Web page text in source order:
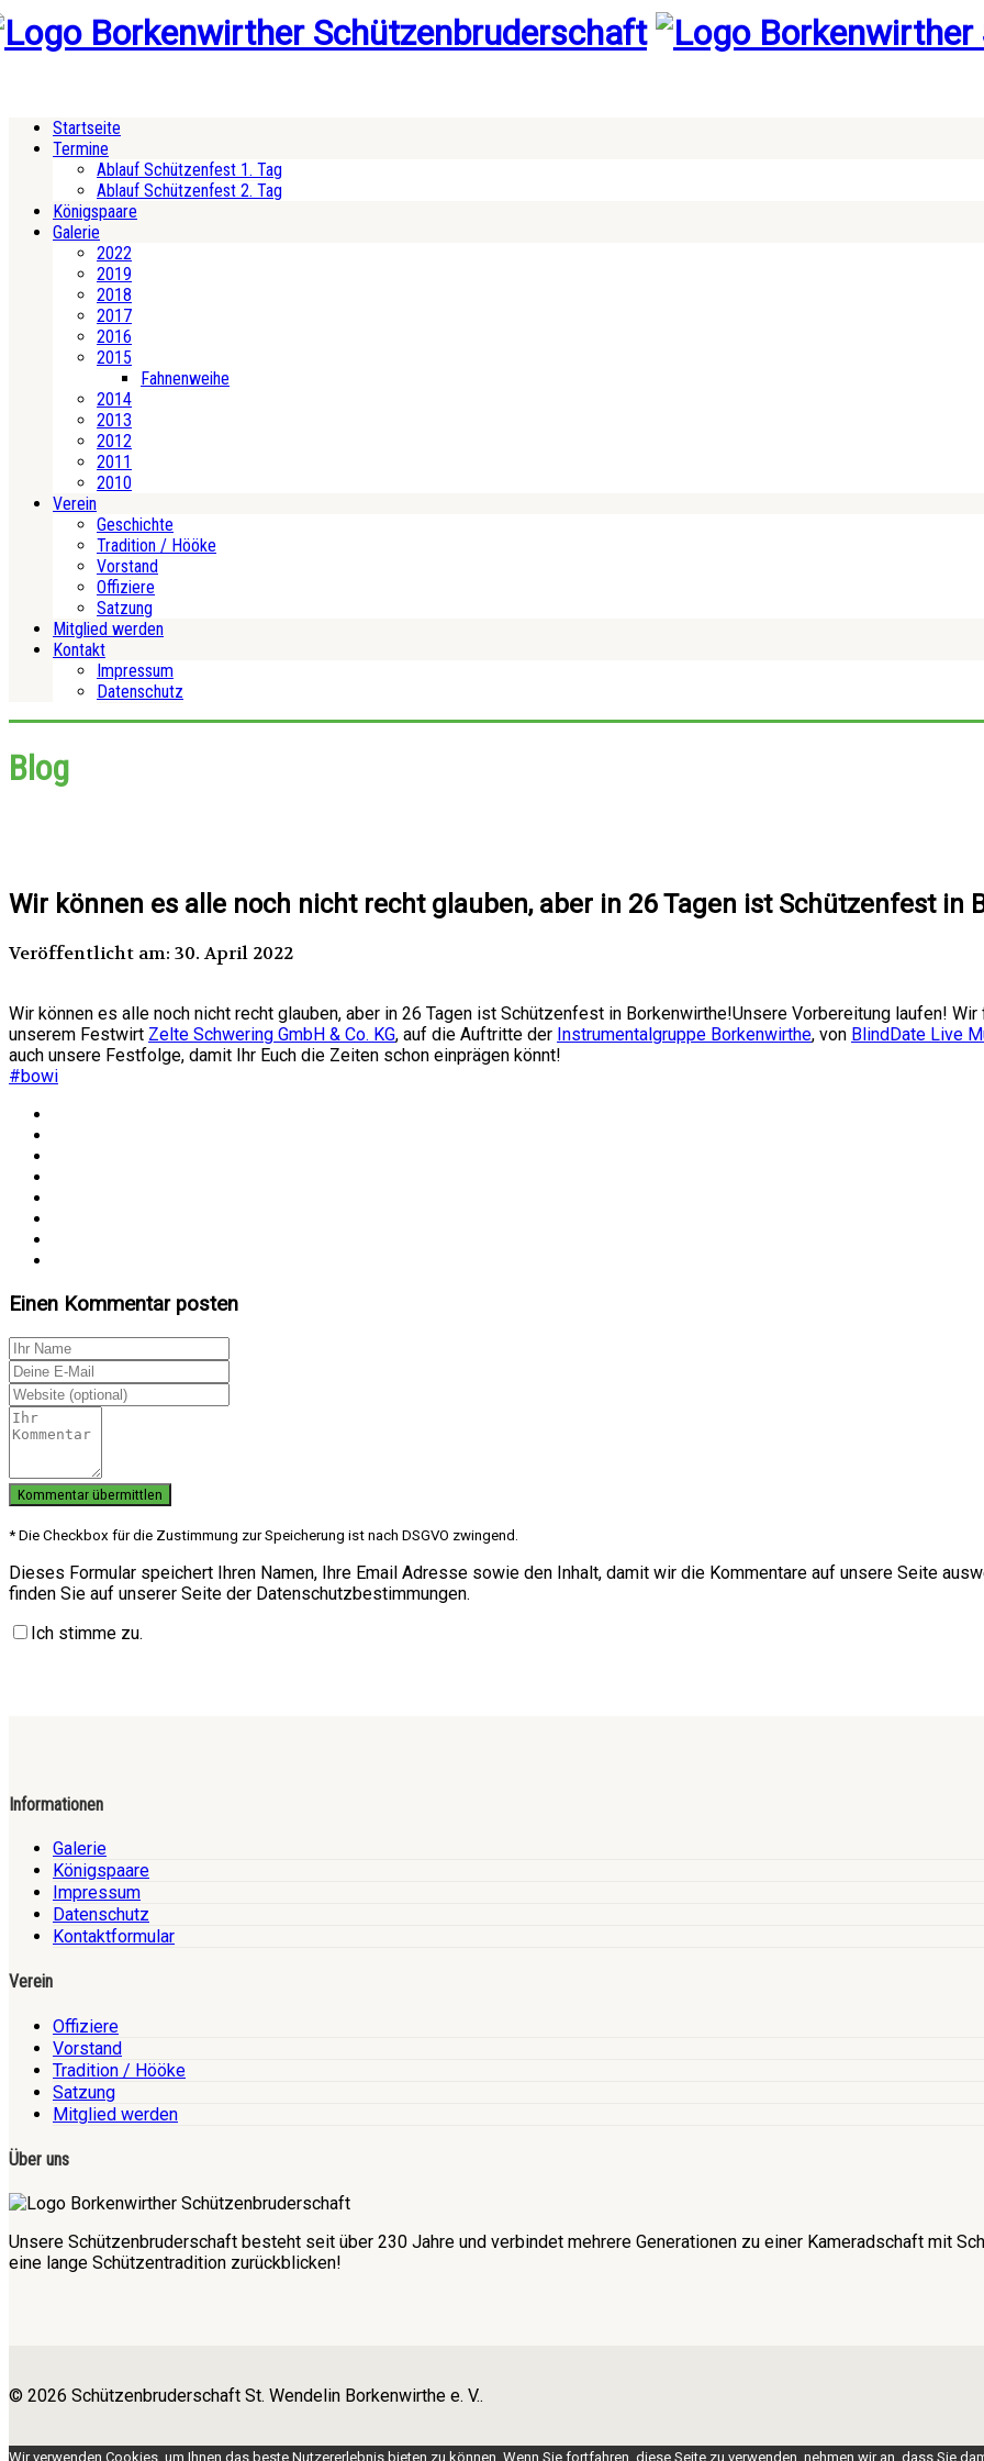
Startseite
Termine
Ablauf Schützenfest 1. Tag
Ablauf Schützenfest 2. Tag
Königspaare
Galerie
2022
2019
2018
2017
2016
2015
Fahnenweihe
2014
2013
2012
2011
2010
Verein
Geschichte
Tradition / Hööke
Vorstand
Offiziere
Satzung
Mitglied werden
Kontakt
Impressum
Datenschutz
Blog
Wir können es alle noch nicht recht glauben, aber in 26 Tagen ist Schützenfest in
Veröffentlicht am: 30. April 2022
Wir können es alle noch nicht recht glauben, aber in 26 Tagen ist Schützenfest in Borkenwirthe!Unsere Vorbereitung laufen!
unserem Festwirt Zelte Schwering GmbH & Co. KG, auf die Auftritte der Instrumentalgruppe Borkenwirthe, von BlindDate Live
auch unsere Festfolge, damit Ihr Euch die Zeiten schon einprägen könnt!
#bowi
Einen Kommentar posten
* Die Checkbox für die Zustimmung zur Speicherung ist nach DSGVO zwingend.
Dieses Formular speichert Ihren Namen, Ihre Email Adresse sowie den Inhalt, damit wir die Kommentare auf unsere Seite
finden Sie auf unserer Seite der Datenschutzbestimmungen.
Ich stimme zu.
Informationen
Galerie
Königspaare
Impressum
Datenschutz
Kontaktformular
Verein
Offiziere
Vorstand
Tradition / Hööke
Satzung
Mitglied werden
Über uns
Unsere Schützenbruderschaft besteht seit über 230 Jahre und verbindet mehrere Generationen zu einer Kameradschaft mit
eine lange Schützentradition zurückblicken!
© 2026 Schützenbruderschaft St. Wendelin Borkenwirthe e. V..
Wir verwenden Cookies, um Ihnen das beste Nutzererlebnis bieten zu können. Wenn Sie fortfahren, diese Seite zu verwenden, nehmen wir an, dass Sie